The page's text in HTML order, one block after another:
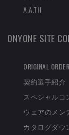
A.A.TH
ONYONE SITE
ORIGINAL ORDER
契約選手紹介
スペシャルコ
ウェアのメン
カタログダウ